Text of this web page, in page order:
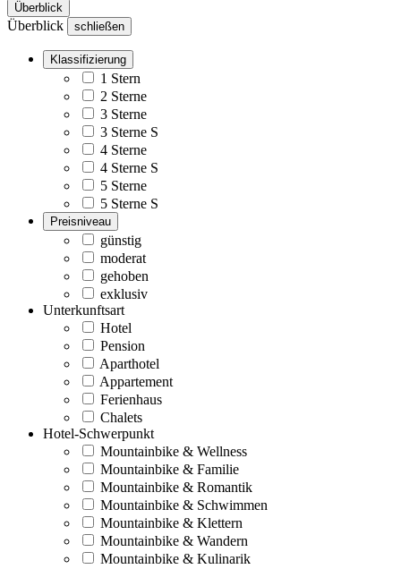
Überblick
Überblick schließen
Klassifizierung
1 Stern
2 Sterne
3 Sterne
3 Sterne S
4 Sterne
4 Sterne S
5 Sterne
5 Sterne S
Preisniveau
günstig
moderat
gehoben
exklusiv
Unterkunftsart
Hotel
Pension
Aparthotel
Appartement
Ferienhaus
Chalets
Hotel-Schwerpunkt
Mountainbike & Wellness
Mountainbike & Familie
Mountainbike & Romantik
Mountainbike & Schwimmen
Mountainbike & Klettern
Mountainbike & Wandern
Mountainbike & Kulinarik